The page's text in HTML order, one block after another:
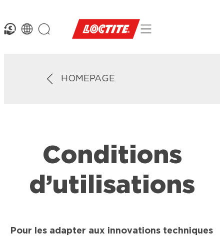
HOMEPAGE
Conditions
d’utilisations
Pour les adapter aux innovations techniques